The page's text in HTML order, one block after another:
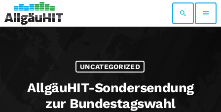
search menu
UNCATEGORIZED
AllgäuHIT-Sondersendung
zur Bundestagswahl